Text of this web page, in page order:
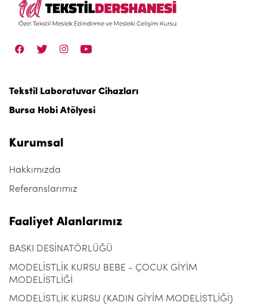
Tekstil Laboratuvar Cihazları
Bursa Hobi Atölyesi
Kurumsal
Hakkımızda
Referanslarımız
Faaliyet Alanlarımız
BASKI DESİNATÖRLÜĞÜ
MODELİSTLİK KURSU BEBE - ÇOCUK GİYİM
MODELİSTLİĞİ
MODELİSTLİK KURSU (KADIN GİYİM MODELİSTLİĞİ)